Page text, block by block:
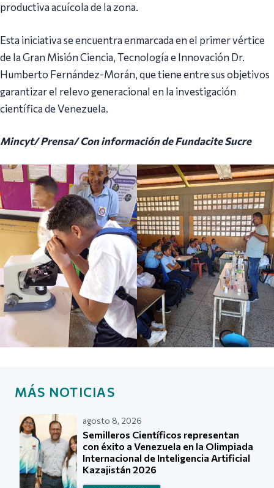
productiva acuícola de la zona.
Esta iniciativa se encuentra enmarcada en el primer vértice
de la Gran Misión Ciencia, Tecnología e Innovación Dr.
Humberto Fernández-Morán, que tiene entre sus objetivos
garantizar el relevo generacional en la investigación
científica de Venezuela.
Mincyt/ Prensa/ Con información de Fundacite Sucre
MÁS NOTICIAS
agosto 8, 2026
Semilleros Científicos representan
con éxito a Venezuela en la Olimpiada
Internacional de Inteligencia Artificial
Kazajistán 2026